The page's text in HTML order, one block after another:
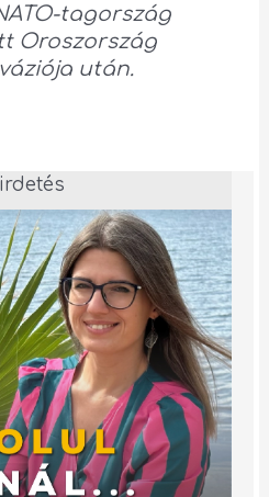
tagország
Oroszország
után.